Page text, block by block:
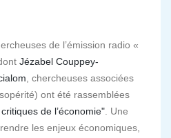
de l’émission radio «
Jézabel Couppey-
, chercheuses associées
ont été rassemblées
de l’économie" . Une
les enjeux économiques,